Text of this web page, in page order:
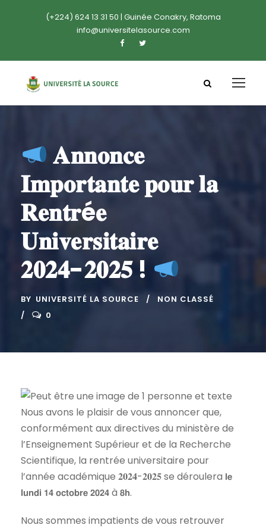
(+224) 624 13 31 50 | Guinée Conakry, Ratoma
info@universitelasource.com
𝐀𝐧𝐧𝐨𝐧𝐜𝐞
𝐈𝐦𝐩𝐨𝐫𝐭𝐚𝐧𝐭𝐞 𝐩𝐨𝐮𝐫 𝐥𝐚
𝐑𝐞𝐧𝐭𝐫é𝐞
𝐔𝐧𝐢𝐯𝐞𝐫𝐬𝐢𝐭𝐚𝐢𝐫𝐞
𝟐𝟎𝟐𝟒-𝟐𝟎𝟐𝟓 !
BY UNIVERSITÉ LA SOURCE
NON CLASSÉ
0
Nous avons le plaisir de vous annoncer que,
conformément aux directives du ministère de
l’Enseignement Supérieur et de la Recherche
Scientifique, la rentrée universitaire pour
l’année académique 𝟐𝟎𝟐𝟒-𝟐𝟎𝟐𝟓 se déroulera 𝗹𝗲
𝗹𝘂𝗻𝗱𝗶 𝟭𝟰 𝗼𝗰𝘁𝗼𝗯𝗿𝗲 𝟮𝟬𝟮𝟰 à 𝟴𝗵.
Nous sommes impatients de vous retrouver